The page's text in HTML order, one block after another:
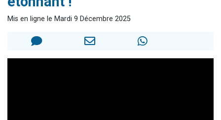
2 nouvelles musiques dans Torah-Box Music
Mis en ligne le Mardi 9 Décembre 2025